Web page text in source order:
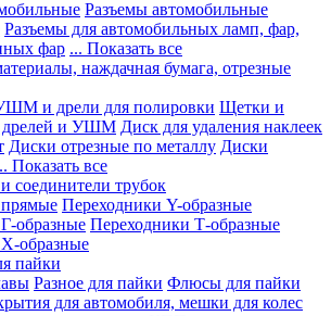
Разъемы автомобильные
Разъемы для автомобильных ламп, фар,
фар ... Показать все
наждачная бумага, отрезные
и дрели для полировки Щетки и
дрелей и УШМ Диск для удаления наклеек
Диски отрезные по металлу Диски
Показать все
соединители трубок
Переходники Y-образные
образные Переходники Т-образные
образные
пайки
Разное для пайки Флюсы для пайки
для автомобиля, мешки для колес